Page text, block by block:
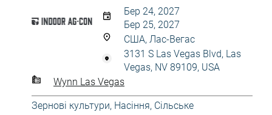
Бер 24, 2027
Бер 25, 2027
США, Лас-Вегас
3131 S Las Vegas Blvd, Las
Vegas, NV 89109, USA
Wynn Las Vegas
Зернові культури, Насіння, Сільське